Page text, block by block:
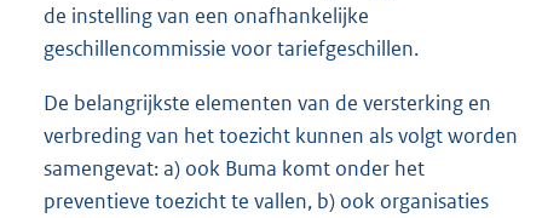
de instelling van een onafhankelijke
geschillencommissie voor tariefgeschillen.
De belangrijkste elementen van de versterking en
verbreding van het toezicht kunnen als volgt worden
samengevat: a) ook Buma komt onder het
preventieve toezicht te vallen, b) ook organisaties